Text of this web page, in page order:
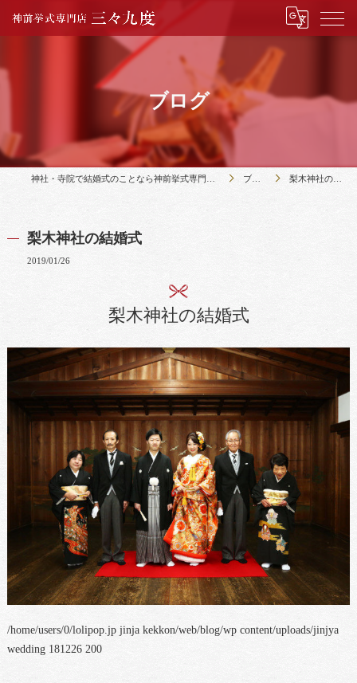
ブログ
ブログ 梨木神社の結婚式
梨木神社の結婚式
2019/01/26
梨木神社の結婚式
/home/users/0/lolipop.jp jinja kekkon/web/blog/wp content/uploads/jinjya
wedding 181226 200